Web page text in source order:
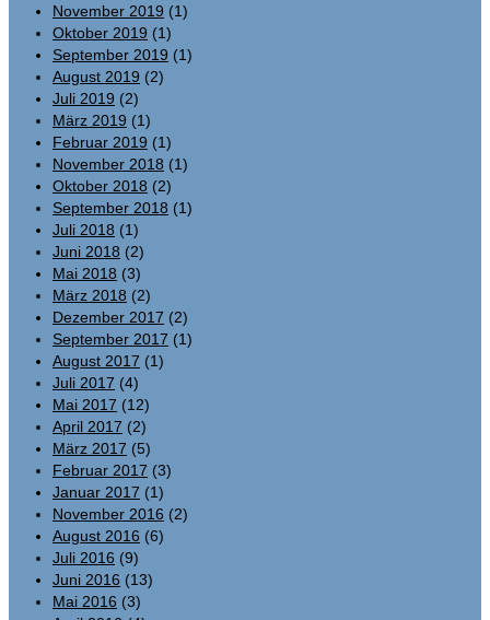
November 2019 (1)
Oktober 2019 (1)
September 2019 (1)
August 2019 (2)
Juli 2019 (2)
März 2019 (1)
Februar 2019 (1)
November 2018 (1)
Oktober 2018 (2)
September 2018 (1)
Juli 2018 (1)
Juni 2018 (2)
Mai 2018 (3)
März 2018 (2)
Dezember 2017 (2)
September 2017 (1)
August 2017 (1)
Juli 2017 (4)
Mai 2017 (12)
April 2017 (2)
März 2017 (5)
Februar 2017 (3)
Januar 2017 (1)
November 2016 (2)
August 2016 (6)
Juli 2016 (9)
Juni 2016 (13)
Mai 2016 (3)